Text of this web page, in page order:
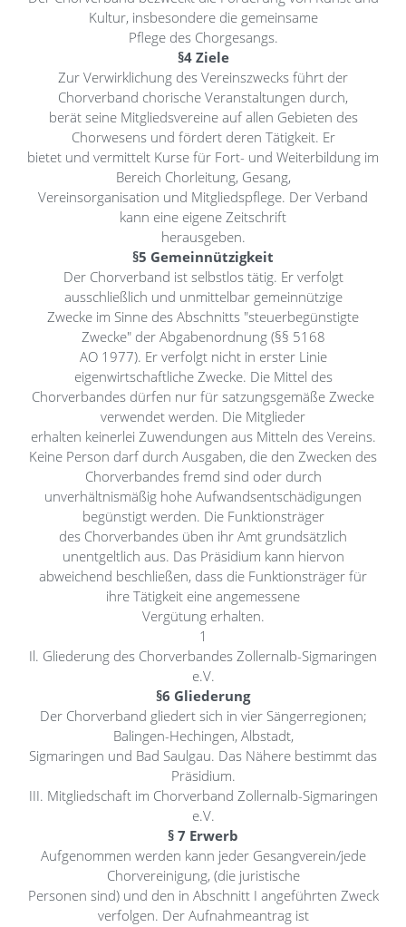
Kultur, insbesondere die gemeinsame
Pflege des Chorgesangs.
§4 Ziele
Zur Verwirklichung des Vereinszwecks führt der
Chorverband chorische Veranstaltungen durch,
berät seine Mitgliedsvereine auf allen Gebieten des
Chorwesens und fördert deren Tätigkeit. Er
bietet und vermittelt Kurse für Fort- und Weiterbildung im
Bereich Chorleitung, Gesang,
Vereinsorganisation und Mitgliedspflege. Der Verband
kann eine eigene Zeitschrift
herausgeben.
§5 Gemeinnützigkeit
Der Chorverband ist selbstlos tätig. Er verfolgt
ausschließlich und unmittelbar gemeinnützige
Zwecke im Sinne des Abschnitts "steuerbegünstigte
Zwecke" der Abgabenordnung (§§ 5168
AO 1977). Er verfolgt nicht in erster Linie
eigenwirtschaftliche Zwecke. Die Mittel des
Chorverbandes dürfen nur für satzungsgemäße Zwecke
verwendet werden. Die Mitglieder
erhalten keinerlei Zuwendungen aus Mitteln des Vereins.
Keine Person darf durch Ausgaben, die den Zwecken des
Chorverbandes fremd sind oder durch
unverhältnismäßig hohe Aufwandsentschädigungen
begünstigt werden. Die Funktionsträger
des Chorverbandes üben ihr Amt grundsätzlich
unentgeltlich aus. Das Präsidium kann hiervon
abweichend beschließen, dass die Funktionsträger für
ihre Tätigkeit eine angemessene
Vergütung erhalten.
1
Il. Gliederung des Chorverbandes Zollernalb-Sigmaringen
e.V.
§6 Gliederung
Der Chorverband gliedert sich in vier Sängerregionen;
Balingen-Hechingen, Albstadt,
Sigmaringen und Bad Saulgau. Das Nähere bestimmt das
Präsidium.
III. Mitgliedschaft im Chorverband Zollernalb-Sigmaringen
e.V.
§ 7 Erwerb
Aufgenommen werden kann jeder Gesangverein/jede
Chorvereinigung, (die juristische
Personen sind) und den in Abschnitt I angeführten Zweck
verfolgen. Der Aufnahmeantrag ist